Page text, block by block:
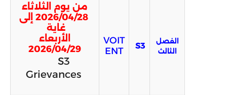
من يوم الثلاثاء
2026/04/28 إلى
غاية
الأربعاء
2026/04/29
S3
Grievances
VOIT
ENT
S3
الفصل
الثالث